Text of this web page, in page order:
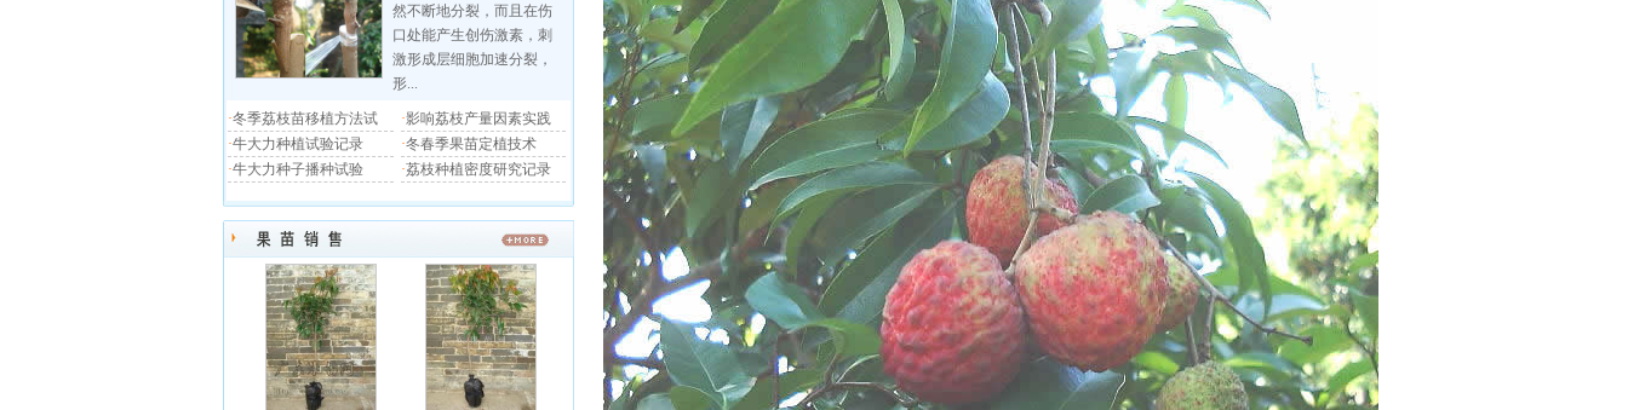
然不断地分裂，而且在伤
口处能产生创伤激素，刺
激形成层细胞加速分裂，
形...
·冬季荔枝苗移植方法试
·牛大力种植试验记录
·牛大力种子播种试验
·影响荔枝产量因素实践
·冬春季果苗定植技术
·荔枝种植密度研究记录